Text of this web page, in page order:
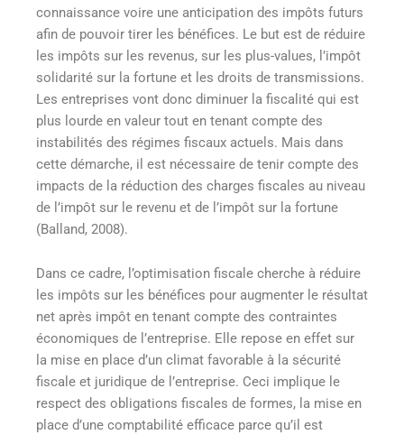
connaissance voire une anticipation des impôts futurs
afin de pouvoir tirer les bénéfices. Le but est de réduire
les impôts sur les revenus, sur les plus-values, l’impôt
solidarité sur la fortune et les droits de transmissions.
Les entreprises vont donc diminuer la fiscalité qui est
plus lourde en valeur tout en tenant compte des
instabilités des régimes fiscaux actuels. Mais dans
cette démarche, il est nécessaire de tenir compte des
impacts de la réduction des charges fiscales au niveau
de l’impôt sur le revenu et de l’impôt sur la fortune
(Balland, 2008).
Dans ce cadre, l’optimisation fiscale cherche à réduire
les impôts sur les bénéfices pour augmenter le résultat
net après impôt en tenant compte des contraintes
économiques de l’entreprise. Elle repose en effet sur
la mise en place d’un climat favorable à la sécurité
fiscale et juridique de l’entreprise. Ceci implique le
respect des obligations fiscales de formes, la mise en
place d’une comptabilité efficace parce qu’il est